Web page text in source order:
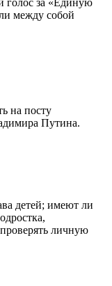
между собой
на посту
Путина.
детей; имеют ли
личную